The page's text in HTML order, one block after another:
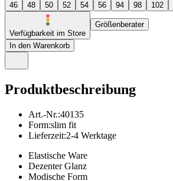
46 48 50 52 54 56 94 98 102
Verfügbarkeit im Store
Größenberater
In den Warenkorb
Produktbeschreibung
Art.-Nr.:40135
Form:slim fit
Lieferzeit:2-4 Werktage
Elastische Ware
Dezenter Glanz
Modische Form